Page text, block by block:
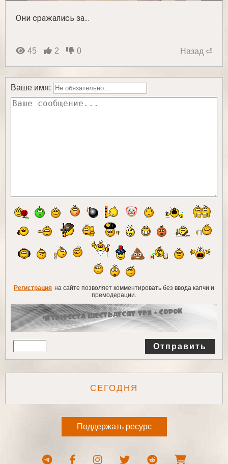
Они сражались за...
45 2 0 Назад ⏎
Ваше имя:
Регистрация на сайте позволяет комментировать без ввода капчи и
премодерации.
Отправить
СЕГОДНЯ
Поддержать ресурс